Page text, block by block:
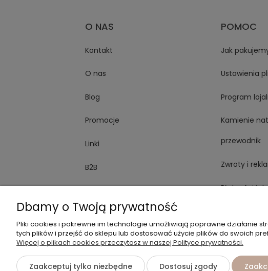
O NAS
Kontakt
O nas
Blog
Promocje
Linki
B2B
POMOC
Jak
Ustawienia
Program
Kamienie
przewodnik
Zwroty i
Płatności i
FAQ
Dbamy o Twoją prywatność
Pliki cookies i pokrewne im technologie umożliwiają poprawne działanie
tych plików i przejść do sklepu lub dostosować użycie plików do swoich
Więcej o plikach cookies przeczytasz w naszej Polityce prywatności.
Zaakceptuj tylko niezbędne Dostosuj zgody